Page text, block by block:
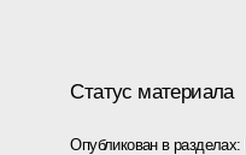
Статус материала
Опубликован в разделах: